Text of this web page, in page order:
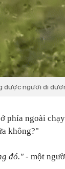
được người đi
phía ngoài
không?"
đó." - một